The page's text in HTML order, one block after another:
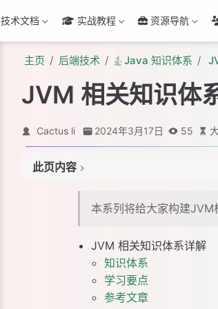
技术文档 实战教程 资源导航
主页 后端技术 Java 知识体系
JVM 相关知识体
Cactus li 2024年3月17日 55
此页内容
# 知识体系
# 学习要点
本系列将给大家构建JVM
JVM 相关知识体系详解
知识体系
学习要点
参考文章